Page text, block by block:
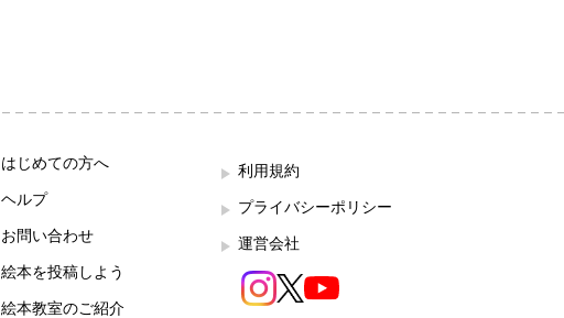
はじめての方へ
ヘルプ
お問い合わせ
絵本を投稿しよう
絵本教室のご紹介
利用規約
プライバシーポリシー
運営会社